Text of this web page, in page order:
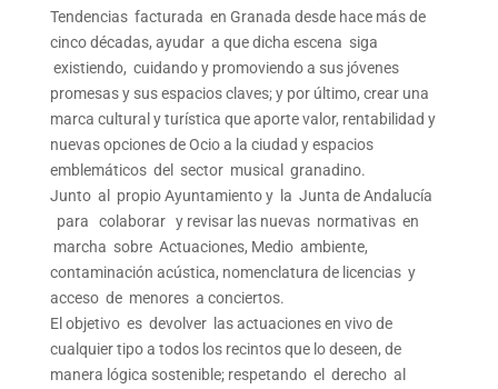
Tendencias facturada en Granada desde hace más de
cinco décadas, ayudar a que dicha escena siga
existiendo, cuidando y promoviendo a sus jóvenes
promesas y sus espacios claves; y por último, crear una
marca cultural y turística que aporte valor, rentabilidad y
nuevas opciones de Ocio a la ciudad y espacios
emblemáticos del sector musical granadino.
Junto al propio Ayuntamiento y la Junta de Andalucía
para colaborar y revisar las nuevas normativas en
marcha sobre Actuaciones, Medio ambiente,
contaminación acústica, nomenclatura de licencias y
acceso de menores a conciertos.
El objetivo es devolver las actuaciones en vivo de
cualquier tipo a todos los recintos que lo deseen, de
manera lógica sostenible; respetando el derecho al